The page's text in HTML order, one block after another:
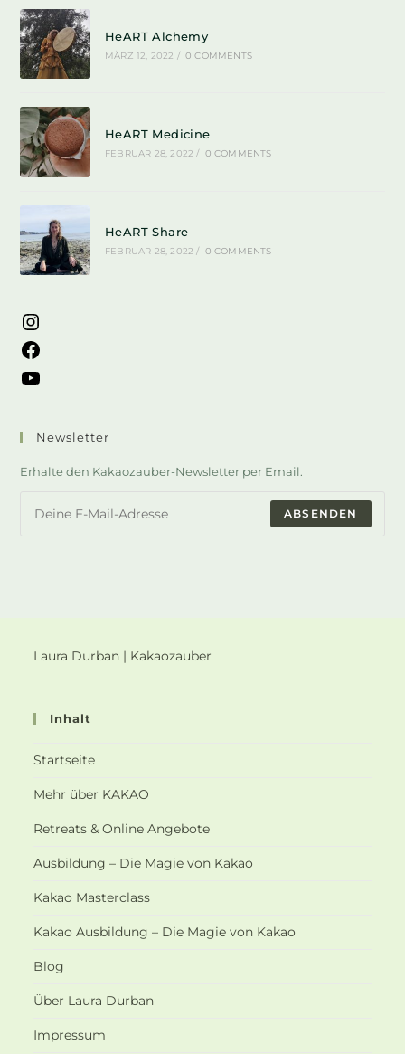
HeART Alchemy
MÄRZ 12, 2022 / 0 COMMENTS
HeART Medicine
FEBRUAR 28, 2022 / 0 COMMENTS
HeART Share
FEBRUAR 28, 2022 / 0 COMMENTS
Newsletter
Erhalte den Kakaozauber-Newsletter per Email.
ABSENDEN
Laura Durban | Kakaozauber
Inhalt
Startseite
Mehr über KAKAO
Retreats & Online Angebote
Ausbildung – Die Magie von Kakao
Kakao Masterclass
Kakao Ausbildung – Die Magie von Kakao
Blog
Über Laura Durban
Impressum